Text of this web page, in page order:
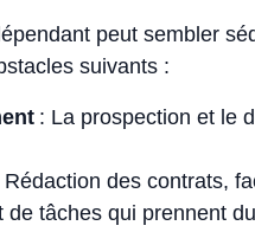
peut sembler
suivants :
: La prospection et le
des contrats,
tâches qui prennent